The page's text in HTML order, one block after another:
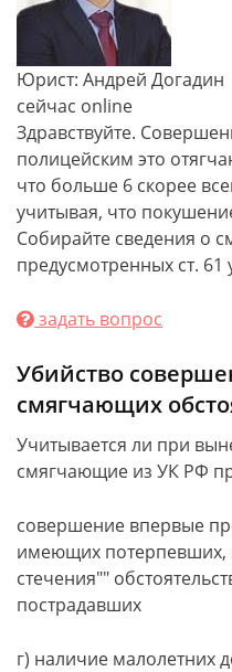
Юрист: Андрей Догадин
сейчас online
Здравствуйте.
полицейским это
что больше 6 скорее
учитывая, что
Собирайте сведения о
предусмотренных ст. 61
задать вопрос
Убийство
смягчающих
Учитывается ли при
смягчающие из УК РФ
совершение впервые
имеющих потерпевших,
стечения""
пострадавших
г) наличие малолетних